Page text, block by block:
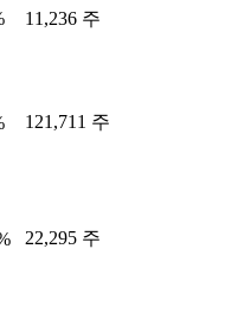
11,236 주
121,711 주
22,295 주